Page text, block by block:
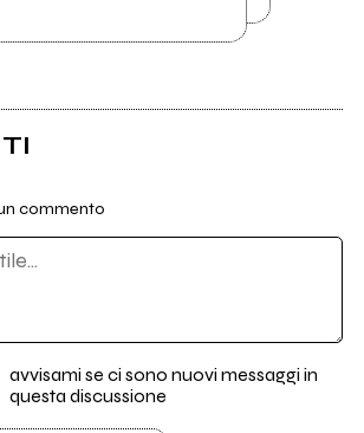
commento
avvisami se ci sono nuovi messaggi in
questa discussione